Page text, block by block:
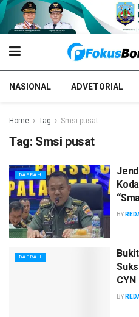
NASIONAL ADVETORIAL
Home Tag Smsi pusat
Tag: Smsi pusat
DAERAH
BY
DAERAH
CYN
BY